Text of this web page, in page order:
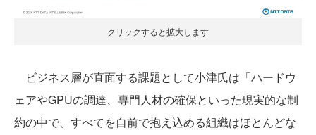
クリックすると拡大します
ビジネス層が直面する課題として小津氏は「ハードウ
ェアやGPUの調達、専門人材の確保といった現実的な制
約の中で、すべてを自前で抱え込める組織はほとんどな